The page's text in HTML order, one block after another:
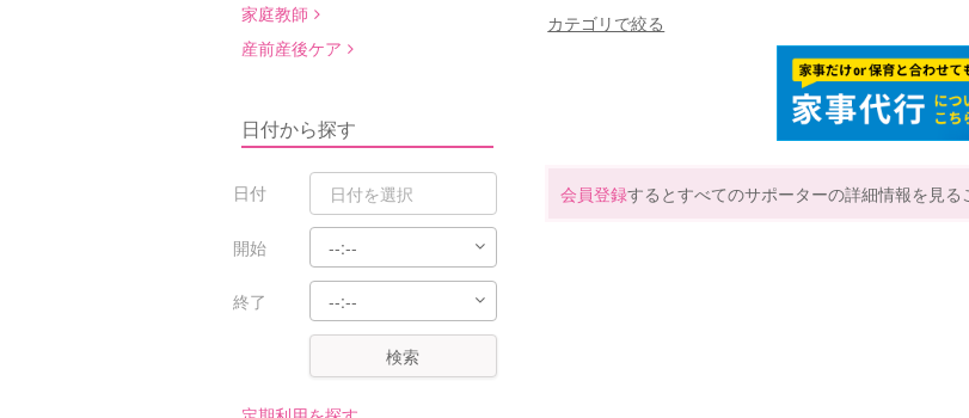
家庭教師
産前産後ケア
日付から探す
日付
開始
終了
検索
カテゴリで絞る
会員登録するとすべてのサポーターの詳細情報を見る